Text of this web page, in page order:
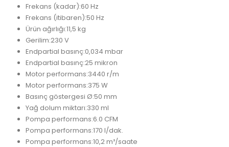
Frekans (kadar):60 Hz
Frekans (itibaren):50 Hz
Ürün ağırlığı:11,5 kg
Gerilim:230 V
Endpartial basınç:0,034 mbar
Endpartial basınç:25 mikron
Motor performans:3440 r/m
Motor performans:375 W
Basınç göstergesi Ø:50 mm
Yağ dolum miktarı:330 ml
Pompa performans:6.0 CFM
Pompa performans:170 l/dak.
Pompa performans:10,2 m³/saate